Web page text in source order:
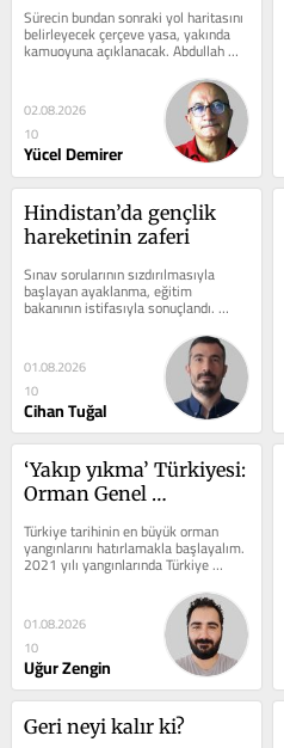
Sürecin bundan sonraki yol haritasını
belirleyecek çerçeve yasa, yakında
kamuoyuna açıklanacak. Abdullah
Öcalan ve güvenlik bürokrasisi...
02.08.2026
10
Yücel Demirer
Hindistan’da gençlik
hareketinin zaferi
Sınav sorularının sızdırılmasıyla
başlayan ayaklanma, eğitim
bakanının istifasıyla sonuçlandı.
Sokaklara şimdilik sevinçle karışık...
01.08.2026
10
Cihan Tuğal
‘Yakıp yıkma’ Türkiyesi:
Orman Genel
çalıştırdı
Türkiye tarihinin en büyük orman
yangınlarını hatırlamakla başlayalım.
2021 yılı yangınlarında Türkiye
genelinde en az 118 bin hektar...
01.08.2026
10
Uğur Zengin
Geri neyi kalır ki?